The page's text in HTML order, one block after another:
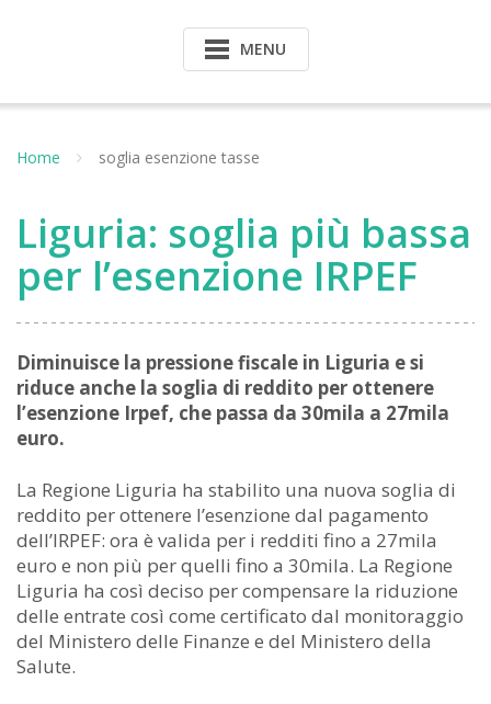
MENU
Home soglia esenzione tasse
Liguria: soglia più bassa
per l’esenzione IRPEF
Diminuisce la pressione fiscale in Liguria e si
riduce anche la soglia di reddito per ottenere
l’esenzione Irpef, che passa da 30mila a 27mila
euro.
La Regione Liguria ha stabilito una nuova soglia di
reddito per ottenere l’esenzione dal pagamento
dell’IRPEF: ora è valida per i redditi fino a 27mila
euro e non più per quelli fino a 30mila. La Regione
Liguria ha così deciso per compensare la riduzione
delle entrate così come certificato dal monitoraggio
del Ministero delle Finanze e del Ministero della
Salute.